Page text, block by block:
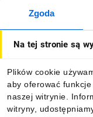
Zgoda
Na tej stronie są
Plików cookie
aby oferować
naszej witrynie.
witryny,
O firmie
Informacje